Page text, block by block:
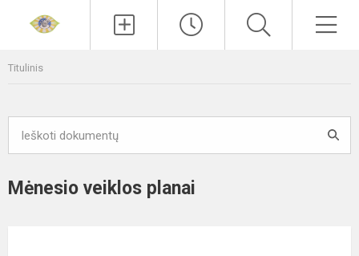
Titulinis
Mėnesio veiklos planai